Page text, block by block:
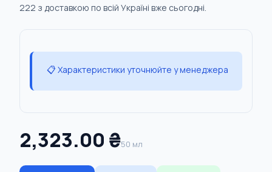
222 з доставкою по всій Україні вже сьогодні.
📋 Характеристики уточнюйте у менеджера
2,323.00 ₴50 мл